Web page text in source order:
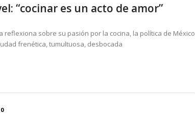
“cocinar es un acto de amor”
reflexiona sobre su pasión por la cocina, la política de México
frenética, tumultuosa, desbocada
0